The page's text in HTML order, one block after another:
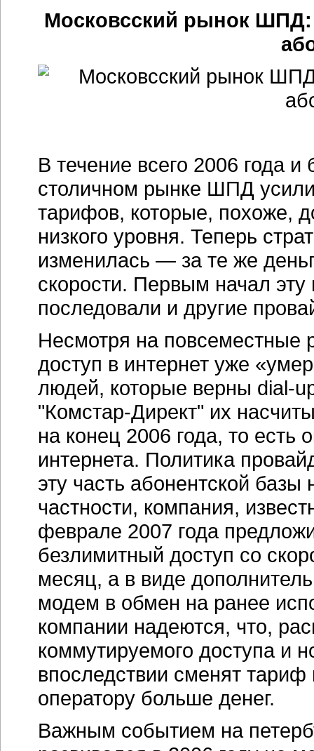
Московсский рынок
В течение всего 2006 года и
столичном рынке ШПД
тарифов, которые, похоже,
низкого уровня. Теперь
изменилась — за те же
скорости. Первым начал эту
последовали и другие
Несмотря на повсеместные
доступ в интернет уже
людей, которые верны dial-
"Комстар-Директ" их
на конец 2006 года, то есть
интернета. Политика
эту часть абонентской
частности, компания,
феврале 2007 года
безлимитный доступ со
месяц, а в виде
модем в обмен на ранее
компании надеются, что,
коммутируемого доступа и
впоследствии сменят
оператору больше денег.
Важным событием на